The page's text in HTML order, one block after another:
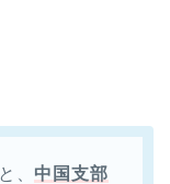
と、 中国支部